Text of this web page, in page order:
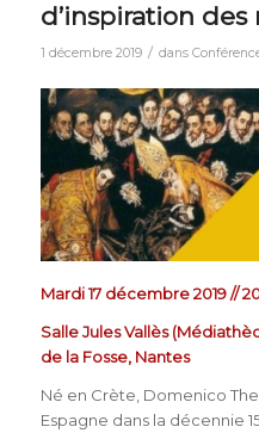
d’inspiration
1 décembre 2019 / dans
Mardi 17 décembre 2019 //
Salle Jules Vallès
de la Fosse, Nantes
Né en Crète, Domenico
Espagne dans la décennie